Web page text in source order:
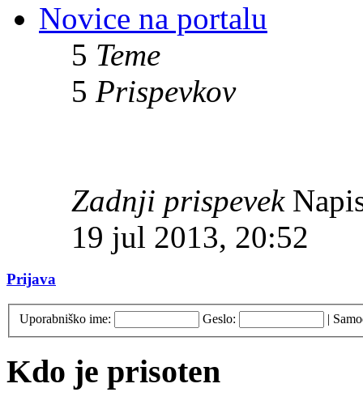
Novice na portalu
5 Teme
5 Prispevkov
Zadnji prispevek
19 jul 2013, 20:52
Prijava
Uporabniško ime: Geslo: |
Kdo je prisoten